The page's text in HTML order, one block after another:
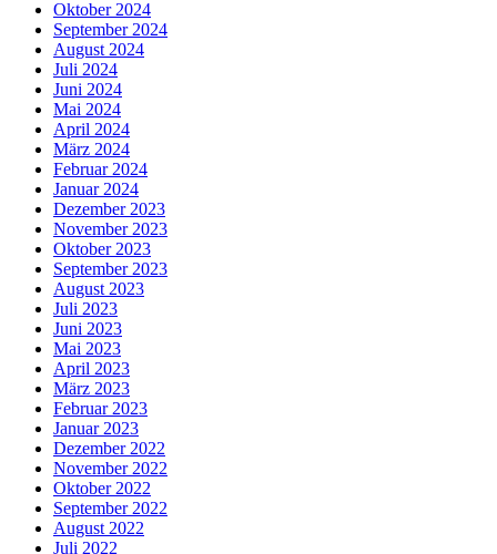
Oktober 2024
September 2024
August 2024
Juli 2024
Juni 2024
Mai 2024
April 2024
März 2024
Februar 2024
Januar 2024
Dezember 2023
November 2023
Oktober 2023
September 2023
August 2023
Juli 2023
Juni 2023
Mai 2023
April 2023
März 2023
Februar 2023
Januar 2023
Dezember 2022
November 2022
Oktober 2022
September 2022
August 2022
Juli 2022